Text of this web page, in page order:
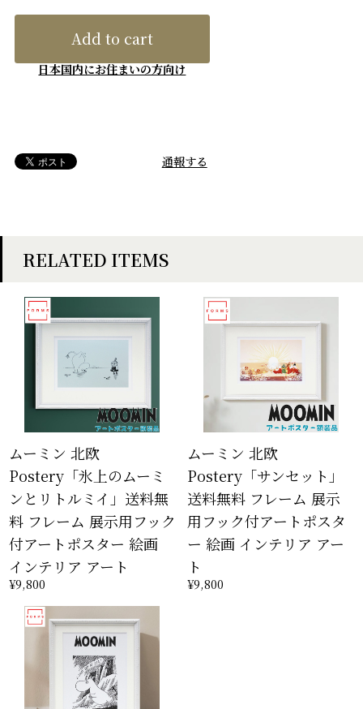
Add to cart
日本国内にお住まいの方向け
通報する
RELATED ITEMS
ムーミン 北欧
Postery「氷上のムーミ
ンとリトルミイ」送料無
料 フレーム 展示用フック
付アートポスター 絵画
インテリア アート
¥9,800
ムーミン 北欧
Postery「サンセット」
送料無料 フレーム 展示
用フック付アートポスタ
ー 絵画 インテリア アー
ト
¥9,800